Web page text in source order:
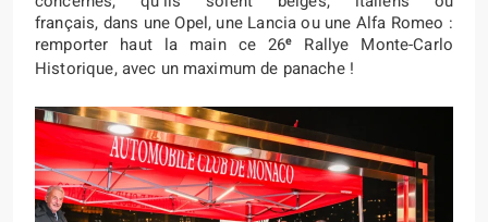
français, dans une Opel, une Lancia ou une Alfa Romeo :
remporter haut la main ce 26e
Rallye Monte-Carlo
Historique, avec un maximum de panache !